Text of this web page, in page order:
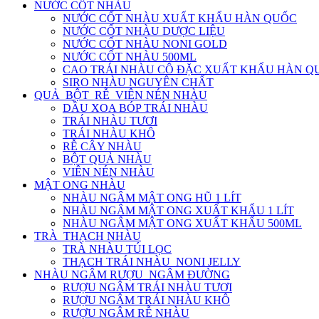
NƯỚC CỐT NHÀU
NƯỚC CỐT NHÀU XUẤT KHẨU HÀN QUỐC
NƯỚC CỐT NHÀU DƯỢC LIỆU
NƯỚC CỐT NHÀU NONI GOLD
NƯỚC CỐT NHÀU 500ML
CAO TRÁI NHÀU CÔ ĐẶC XUẤT KHẨU HÀN
SIRO NHÀU NGUYÊN CHẤT
QUẢ_BỘT_RỄ_VIÊN NÉN NHÀU
DẦU XOA BÓP TRÁI NHÀU
TRÁI NHÀU TƯƠI
TRÁI NHÀU KHÔ
RỄ CÂY NHÀU
BỘT QUẢ NHÀU
VIÊN NÉN NHÀU
MẬT ONG NHÀU
NHÀU NGÂM MẬT ONG HŨ 1 LÍT
NHÀU NGÂM MẬT ONG XUẤT KHẨU 1 LÍT
NHÀU NGÂM MẬT ONG XUẤT KHẨU 500ML
TRÀ_THẠCH NHÀU
TRÀ NHÀU TÚI LỌC
THẠCH TRÁI NHÀU_NONI JELLY
NHÀU NGÂM RƯỢU_NGÂM ĐƯỜNG
RƯỢU NGÂM TRÁI NHÀU TƯƠI
RƯỢU NGÂM TRÁI NHÀU KHÔ
RƯỢU NGÂM RỄ NHÀU